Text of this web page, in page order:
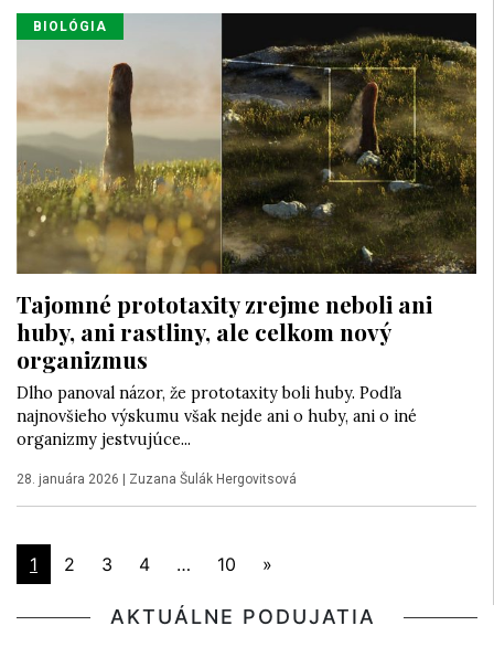
BIOLÓGIA
Tajomné prototaxity zrejme neboli ani
huby, ani rastliny, ale celkom nový
organizmus
Dlho panoval názor, že prototaxity boli huby. Podľa
najnovšieho výskumu však nejde ani o huby, ani o iné
organizmy jestvujúce...
28. januára 2026 | Zuzana Šulák Hergovitsová
1 2 3 4 … 10 »
AKTUÁLNE PODUJATIA